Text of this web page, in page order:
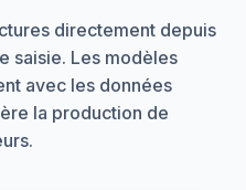
directement depuis
saisie. Les modèles
avec les données
la production de